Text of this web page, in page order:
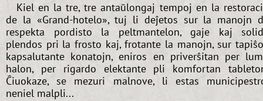
Kiel en la tre, tre antaŭlongaj tempoj en la
de la «Grand-hotelo», tuj li deĵetos sur la manojn
respekta pordisto la peltmantelon, gaje kaj
plendos pri la frosto kaj, frotante la manojn, sur
kapsalutante konatojn, eniros en priverŝitan per
halon, per rigardo elektante pli komfortan
Ĉiuokaze, se mezuri malnove, li estas
neniel malpli...